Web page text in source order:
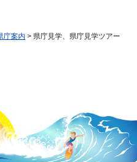
庁案内 > 県庁見学、県庁見学ツアー